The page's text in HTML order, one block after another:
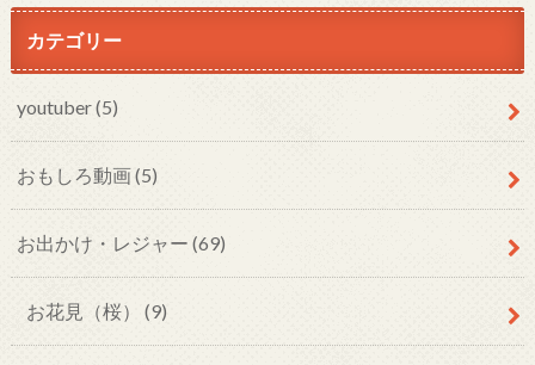
カテゴリー
youtuber (5)
おもしろ動画 (5)
お出かけ・レジャー (69)
お花見（桜） (9)